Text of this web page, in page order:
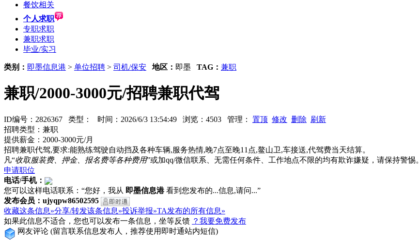
餐饮相关
个人求职
专职求职
兼职求职
毕业/实习
类别： 即墨信息港 > 单位招聘 > 司机/保安 地区： 即墨 TAG： 兼职
兼职/2000-3000元/招聘兼职代驾
ID编号：2826367 类型： 时间：2026/6/3 13:54:49 浏览：4503 管理： 置顶 修改 删除 刷新
招聘类型：兼职
提供薪金：2000-3000元/月
招聘兼职代驾,要求:能熟练驾驶自动挡及各种车辆,服务热情,晚7点至晚11点,鳌山卫,车接送,代驾费当天结算。
凡“收取服装费、押金、报名费等各种费用”或加qq/微信联系、无需任何条件、工作地点不限的均有欺诈嫌疑，请保持警惕。
申请职位
电话/手机：
您可以这样电话联系：“您好，我从 即墨信息港看到您发布的...信息,请问...”
发布会员：ujyqpw86502595
收藏这条信息»分享/转发该条信息»投诉举报»TA发布的所有信息»
如果此信息不适合，您也可以发布一条信息，坐等反馈 ？我要免费发布
网友评论 (留言联系信息发布人，推荐使用即时通站内短信)